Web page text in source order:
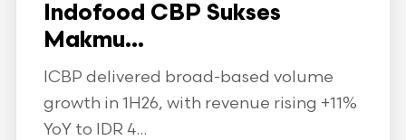
Indofood CBP Sukses
Makmu...
ICBP delivered broad-based volume
growth in 1H26, with revenue rising +11%
YoY to IDR 4...